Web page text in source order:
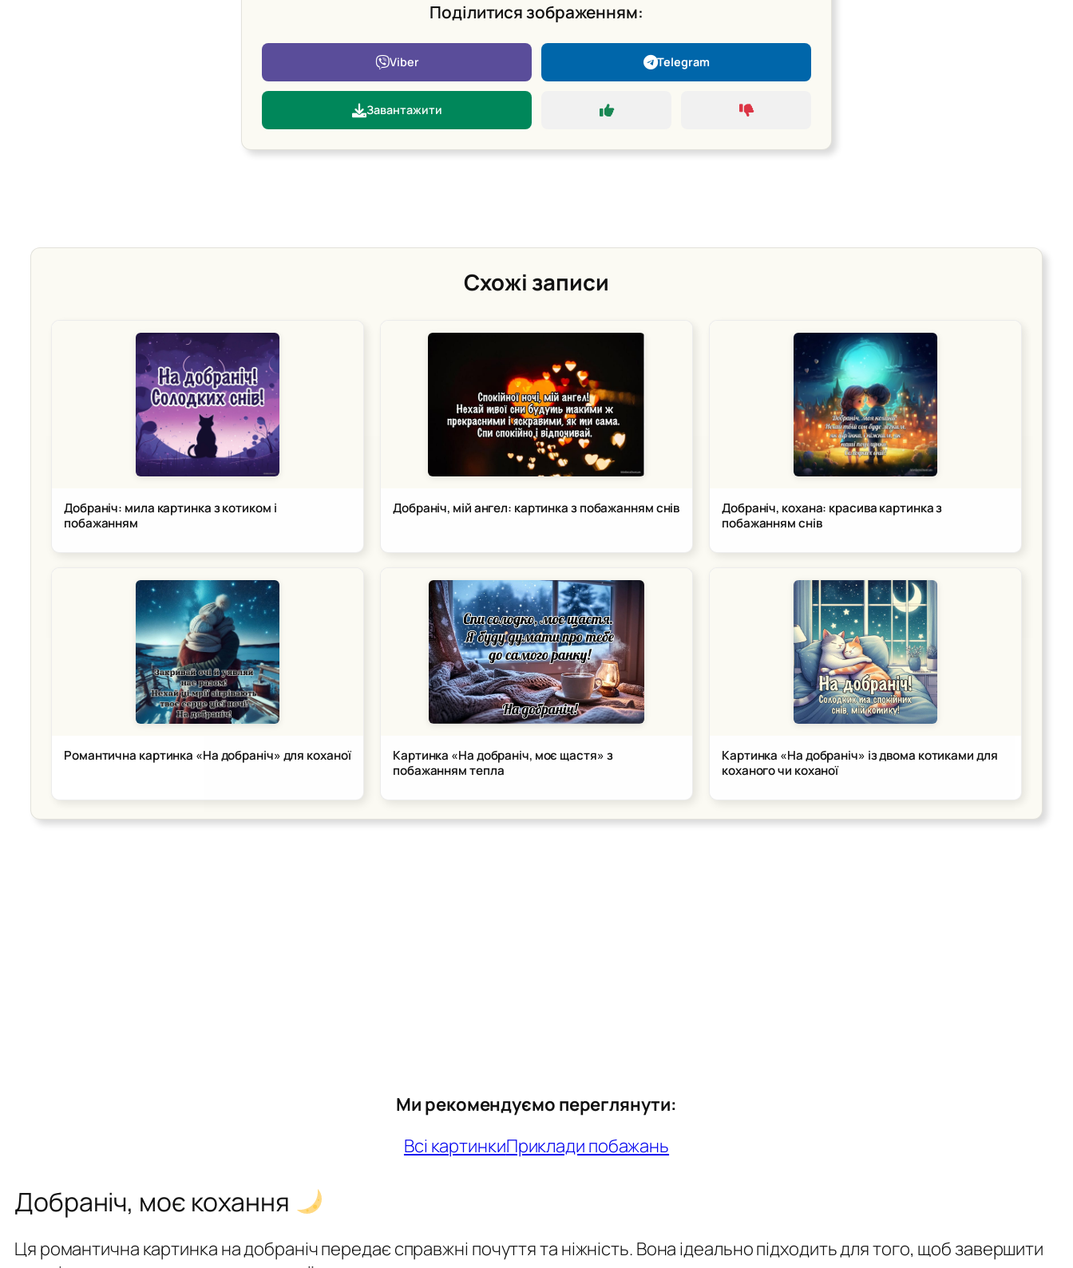
Поділитися зображенням:
Viber Telegram
Завантажити
Схожі записи
Добраніч: мила картинка з котиком і
побажанням
Добраніч, мій ангел: картинка з побажанням снів
Добраніч, кохана: красива картинка з
побажанням снів
Романтична картинка «На добраніч» для коханої
Картинка «На добраніч, моє щастя» з
побажанням тепла
Картинка «На добраніч» із двома котиками для
коханого чи коханої
Ми рекомендуємо переглянути:
Всі картинкиПриклади побажань
Добраніч, моє кохання
Ця романтична картинка на добраніч передає справжні почуття та ніжність. Вона ідеально підходить для того, щоб завершити